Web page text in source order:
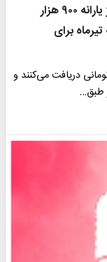
زمان واریز یارانه نقدی و کالابرگ تیرماه | شارژ یارانه ۹۰۰ هزار
برای
فقط یارانه نقدی ۳۰۰ هزار تومانی دریافت می‌کنند و
طبق…